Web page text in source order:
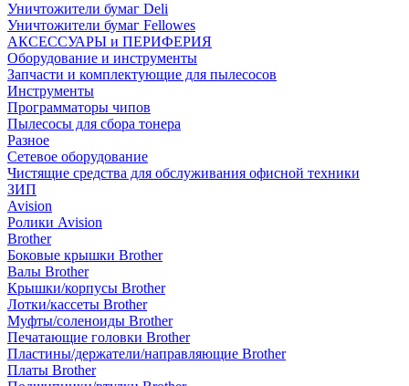
Уничтожители бумаг Deli
Уничтожители бумаг Fellowes
АКСЕССУАРЫ и ПЕРИФЕРИЯ
Оборудование и инструменты
Запчасти и комплектующие для пылесосов
Инструменты
Программаторы чипов
Пылесосы для сбора тонера
Разное
Сетевое оборудование
Чистящие средства для обслуживания офисной техники
ЗИП
Avision
Ролики Avision
Brother
Боковые крышки Brother
Валы Brother
Крышки/корпусы Brother
Лотки/кассеты Brother
Муфты/соленоиды Brother
Печатающие головки Brother
Пластины/держатели/направляющие Brother
Платы Brother